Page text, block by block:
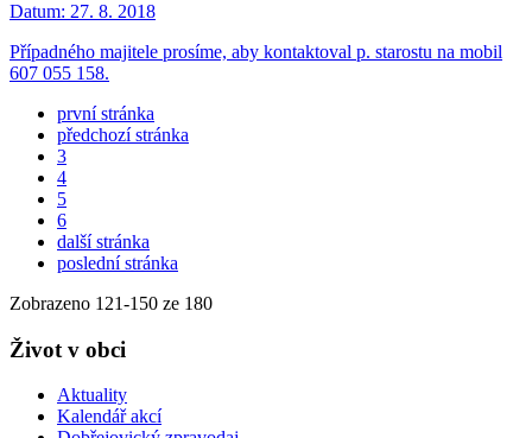
Datum: 27. 8. 2018
Případného majitele prosíme, aby kontaktoval p. starostu na mobil
607 055 158.
první stránka
předchozí stránka
3
4
5
6
další stránka
poslední stránka
Zobrazeno 121-150 ze 180
Život v obci
Aktuality
Kalendář akcí